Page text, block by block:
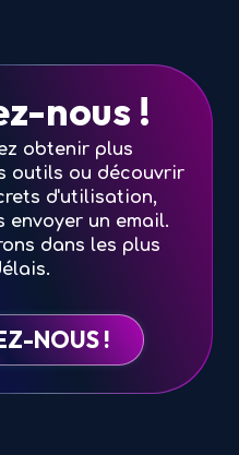
nous !
obtenir plus
outils ou découvrir
d'utilisation,
envoyer un email.
dans les plus
NOUS !